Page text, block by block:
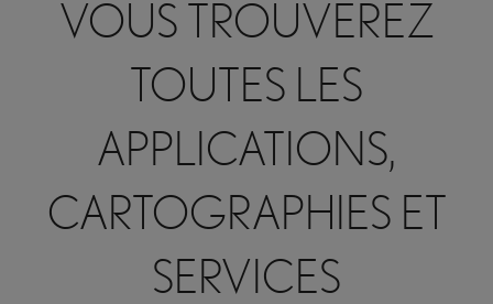
VOUS TROUVEREZ
TOUTES LES
APPLICATIONS,
CARTOGRAPHIES ET
SERVICES